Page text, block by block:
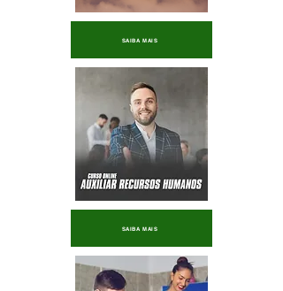
SAIBA MAIS
SAIBA MAIS